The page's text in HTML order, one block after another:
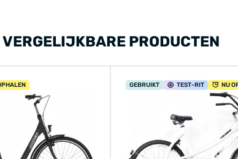
VERGELIJKBARE PRODUCTEN
GEBRUIKT TEST-RIT NU